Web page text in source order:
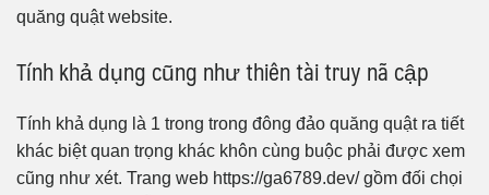
quăng quật website.
Tính khả dụng cũng như thiên tài truy nã cập
Tính khả dụng là 1 trong trong đông đảo quăng quật ra tiết
khác biệt quan trọng khác khôn cùng buộc phải được xem
cũng như xét. Trang web https://ga6789.dev/ gồm đối chọi